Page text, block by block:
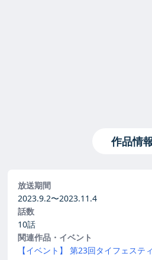
作品情
放送期間
2023.9.2〜2023.11.4
話数
10話
関連作品・イベント
【イベント】 第23回タイフェステ